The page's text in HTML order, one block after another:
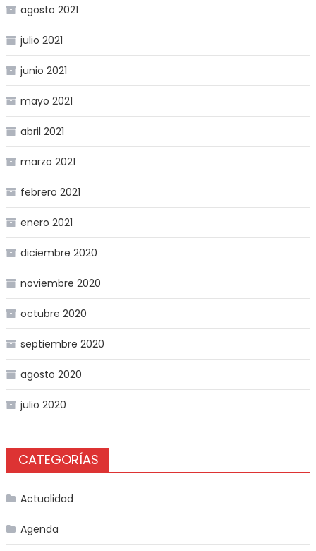
agosto 2021
julio 2021
junio 2021
mayo 2021
abril 2021
marzo 2021
febrero 2021
enero 2021
diciembre 2020
noviembre 2020
octubre 2020
septiembre 2020
agosto 2020
julio 2020
CATEGORÍAS
Actualidad
Agenda